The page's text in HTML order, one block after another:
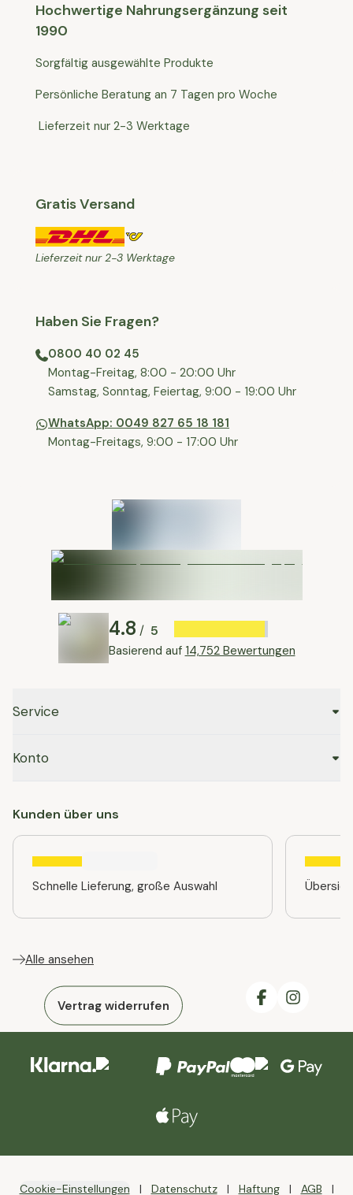
Hochwertige Nahrungsergänzung seit
1990
Sorgfältig ausgewählte Produkte
Persönliche Beratung an 7 Tagen pro Woche
Lieferzeit nur 2-3 Werktage
Gratis Versand
Lieferzeit nur 2-3 Werktage
Haben Sie Fragen?
0800 40 02 45
⁠Montag-Freitag, 8:00 - 20:00 Uhr
⁠Samstag, Sonntag, Feiertag, 9:00 - 19:00 Uhr
WhatsApp: 0049 827 65 18 181
Montag-Freitags, 9:00 - 17:00 Uhr
4.8 / 5
Basierend auf 14,752 Bewertungen
Service
Konto
Kunden über uns
Schnelle Lieferung, große Auswahl
Alle ansehen
Vertrag widerrufen
Cookie-Einstellungen Datenschutz Haftung AGB